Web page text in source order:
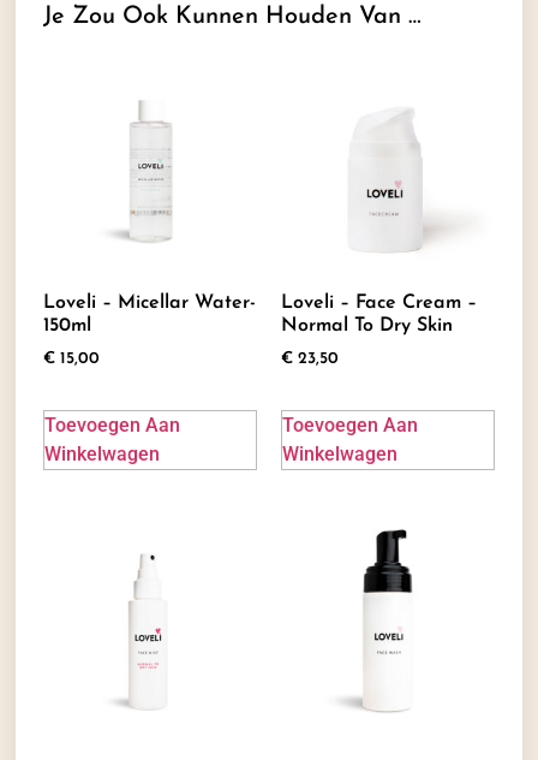
Je Zou Ook Kunnen Houden Van …
Loveli – Micellar Water-
150ml
€ 15,00
Toevoegen Aan
Winkelwagen
Loveli – Face Cream –
Normal To Dry Skin
€ 23,50
Toevoegen Aan
Winkelwagen